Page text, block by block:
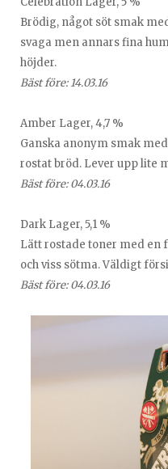
Brödig, något söt smak
svaga men annars fina
höjder.
Bäst före: 14.03.16
Amber Lager, 4,7 %
Ganska anonym smak
rostat bröd. Lever upp lite
Bäst före: 04.03.16
Dark Lager, 5,1 %
Lätt rostade toner med en
och viss sötma. Väldigt
Bäst före: 04.03.16